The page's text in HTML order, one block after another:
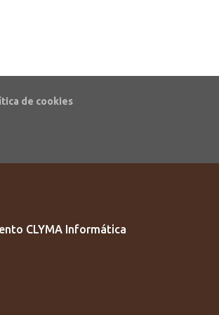
de cookies
CLYMA Informática